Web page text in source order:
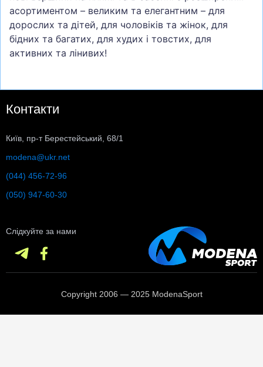
асортиментом – великим та елегантним – для
дорослих та дітей, для чоловіків та жінок, для
бідних та багатих, для худих і товстих, для
активних та лінивих!
Контакти
Київ, пр-т Берестейський, 68/1
modena@ukr.net
(044) 456-72-96
(050) 947-60-30
Слідкуйте за нами
Copyright 2006 — 2025 ModenaSport